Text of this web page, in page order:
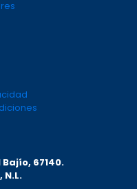
67140.
N.L.